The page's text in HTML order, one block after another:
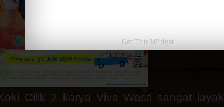
Cilik 2 karya Viva Westi sangat layak
Get This Widget